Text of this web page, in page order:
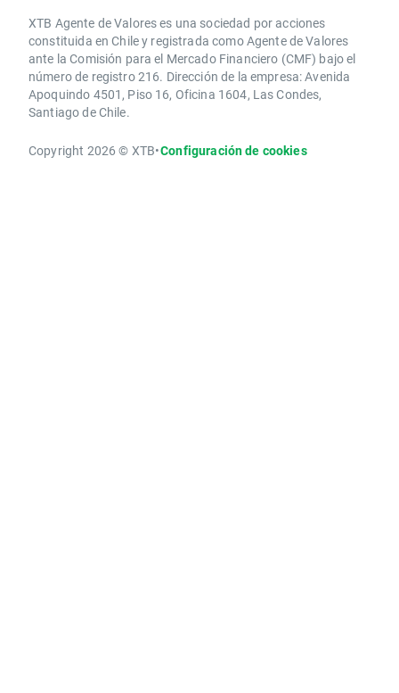
XTB Agente de Valores es una sociedad por acciones
constituida en Chile y registrada como Agente de Valores
ante la Comisión para el Mercado Financiero (CMF) bajo el
número de registro 216. Dirección de la empresa: Avenida
Apoquindo 4501, Piso 16, Oficina 1604, Las Condes,
Santiago de Chile.
Copyright 2026 © XTB•Configuración de cookies